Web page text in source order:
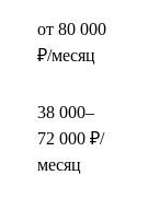
от 80 000
₽/месяц
38 000–
72 000 ₽/
месяц